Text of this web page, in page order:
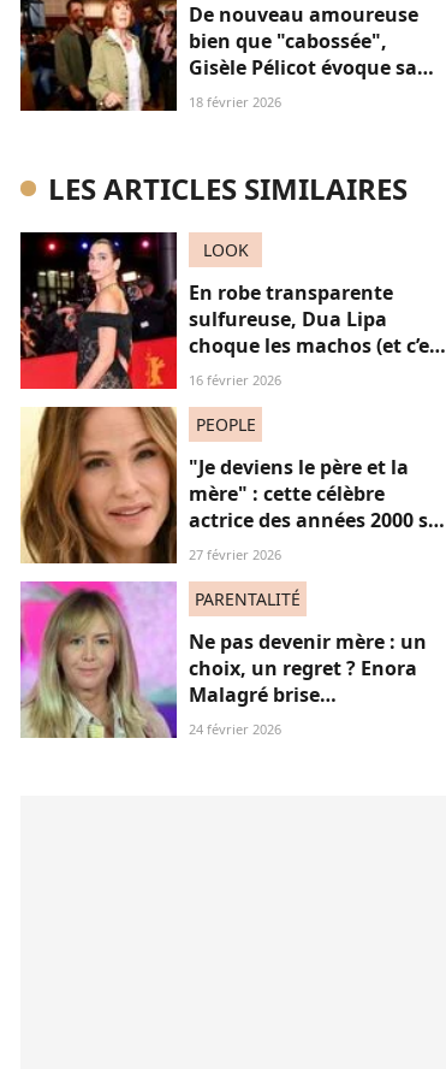
De nouveau amoureuse
bien que "cabossée",
Gisèle Pélicot évoque sa
nouvelle vie avec
18 février 2026
LES ARTICLES SIMILAIRES
LOOK
En robe transparente
sulfureuse, Dua Lipa
choque les machos (et c’est
une réussite)
16 février 2026
PEOPLE
"Je deviens le père et la
mère" : cette célèbre
actrice des années 2000 se
confie sur sa vie de parent
27 février 2026
PARENTALITÉ
Ne pas devenir mère : un
choix, un regret ? Enora
Malagré brise
courageusement un tabou
24 février 2026